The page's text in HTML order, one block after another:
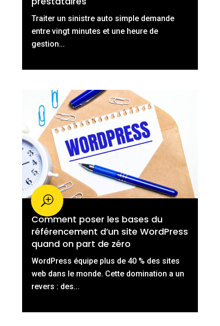
Traiter un sinistre auto simple demande
entre vingt minutes et une heure de
gestion...
Comment poser les bases du
référencement d’un site WordPress
quand on part de zéro
WordPress équipe plus de 40 % des sites
web dans le monde. Cette domination a un
revers : des...